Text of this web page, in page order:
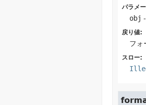
パラメ
obj
戻り値:
フォ
スロー: